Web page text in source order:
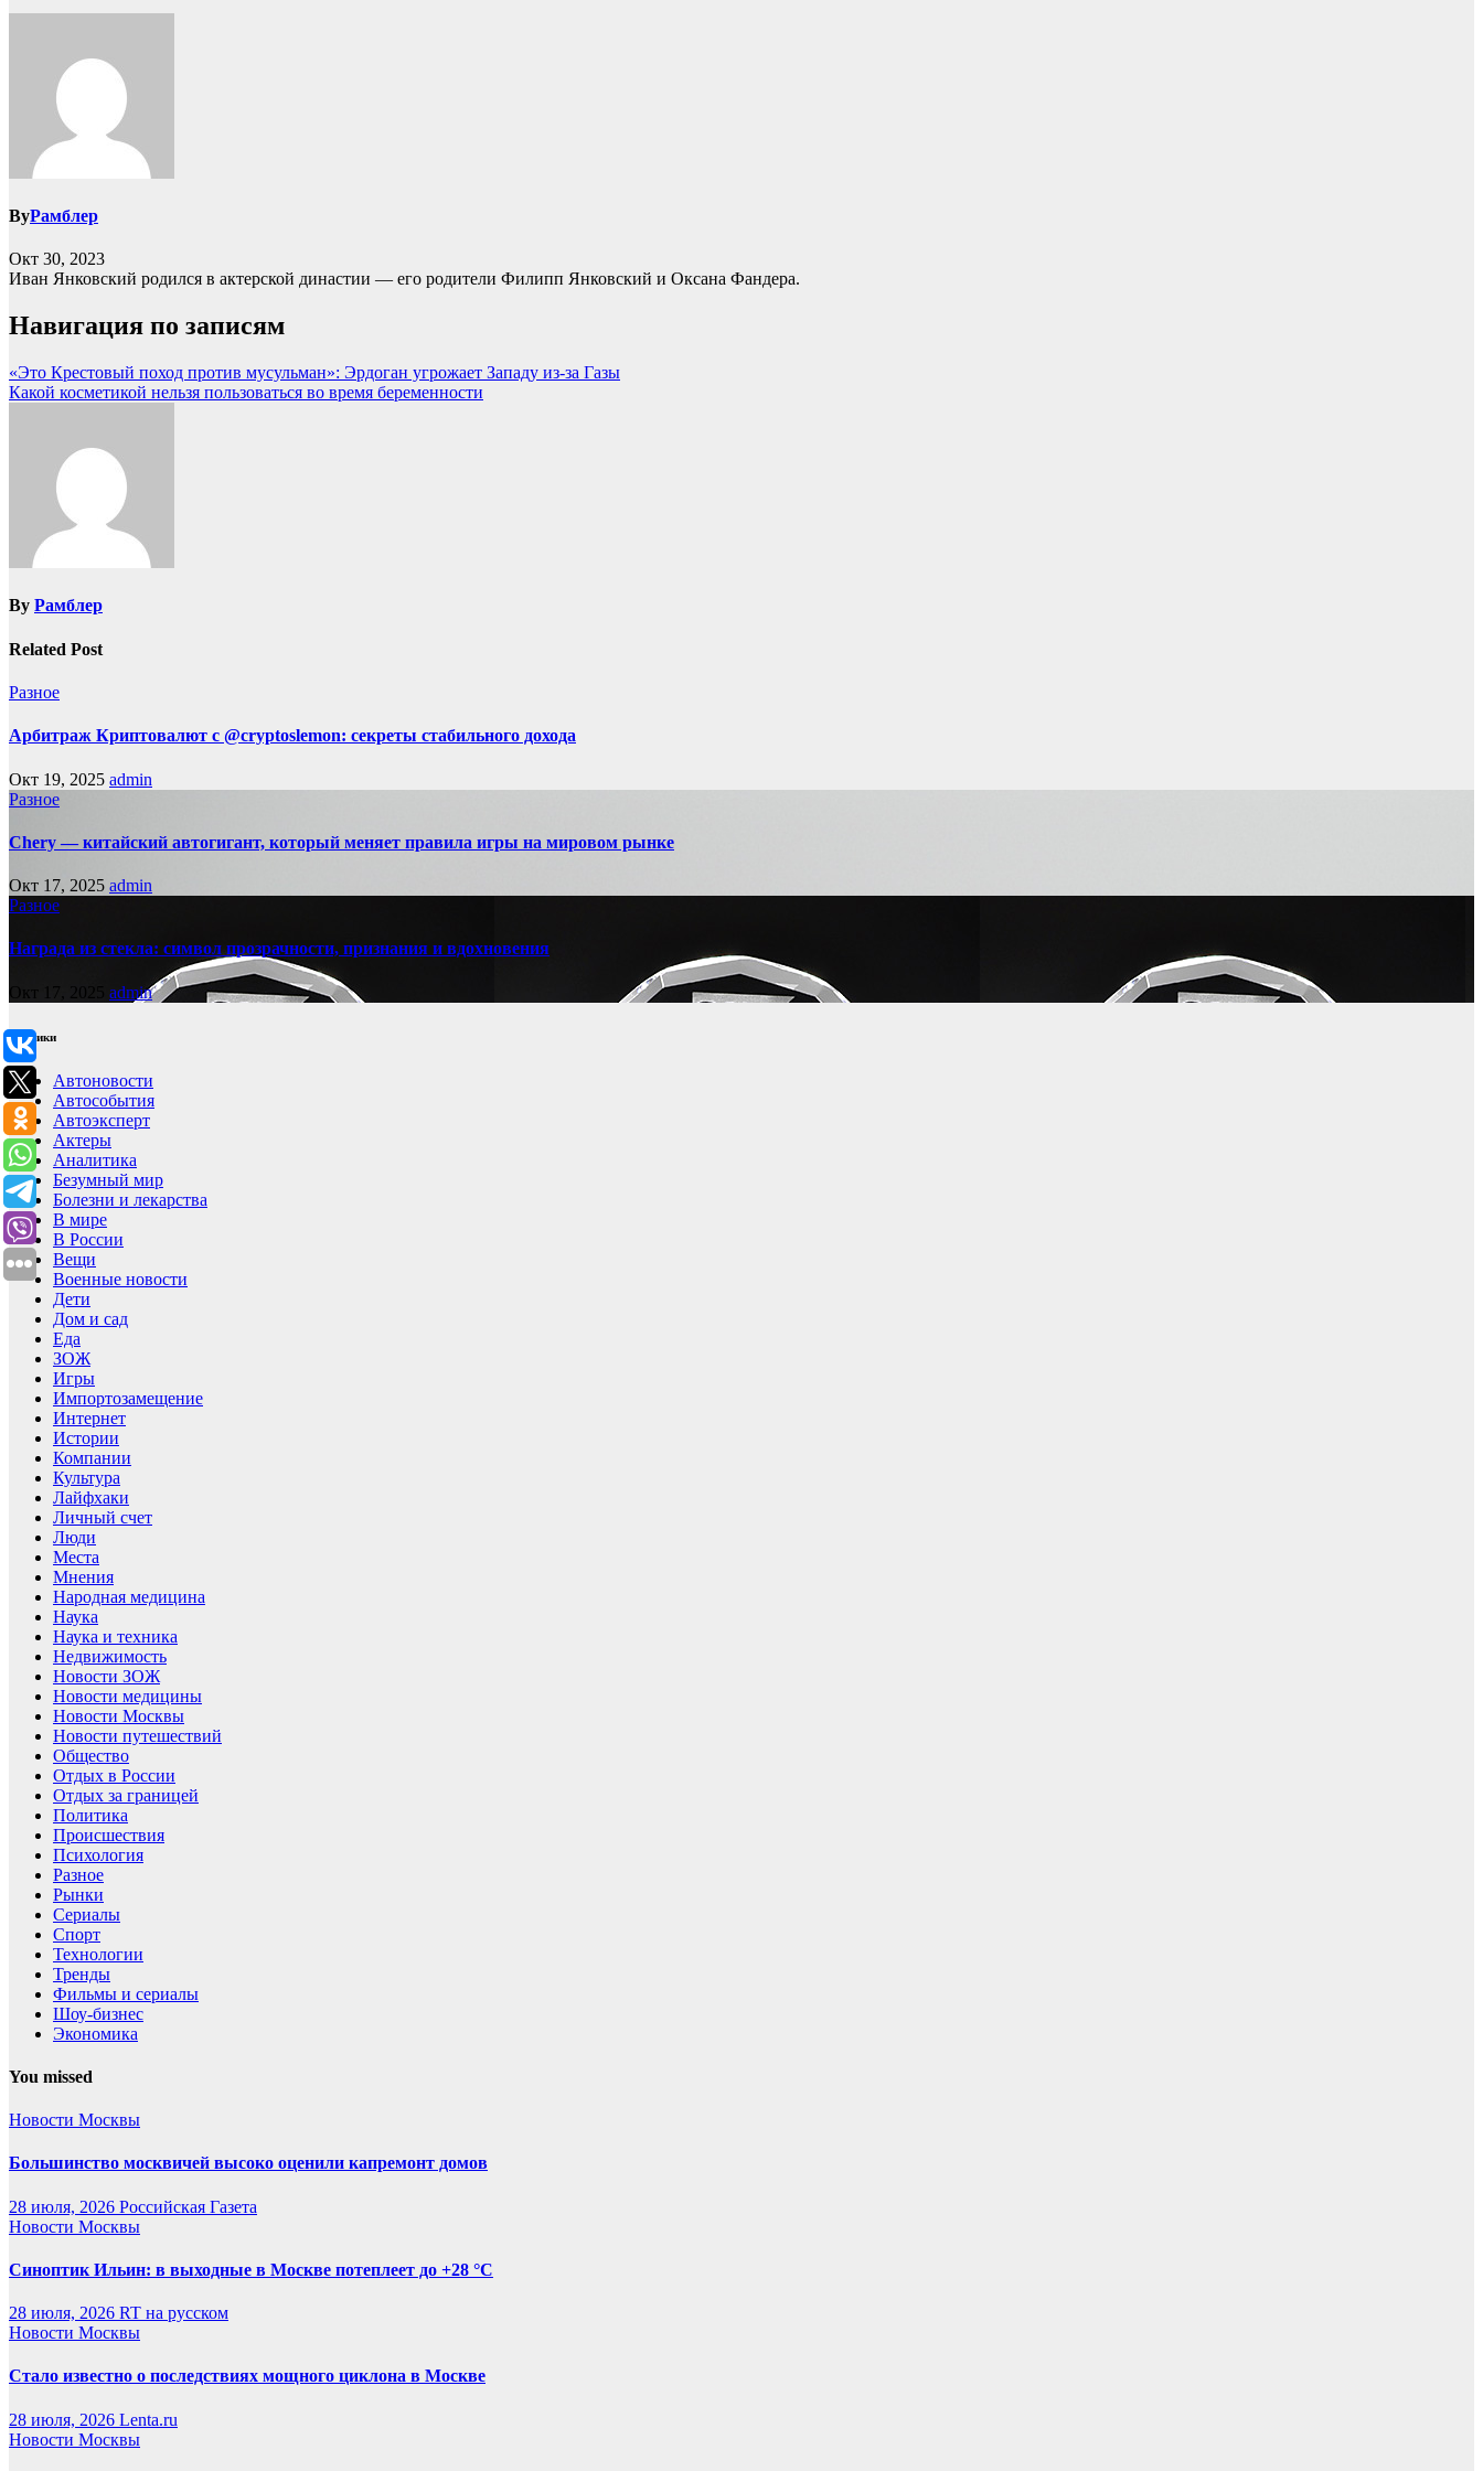
ByРамблер
Окт 30, 2023
Иван Янковский родился в актерской династии — его родители Филипп Янковский и Оксана Фандера.
Навигация по записям
«Это Крестовый поход против мусульман»: Эрдоган угрожает Западу из-за Газы
Какой косметикой нельзя пользоваться во время беременности
By Рамблер
Related Post
Разное
Арбитраж Криптовалют с @cryptoslemon: секреты стабильного дохода
Окт 19, 2025 admin
Разное
Chery — китайский автогигант, который меняет правила игры на мировом рынке
Окт 17, 2025 admin
Разное
Награда из стекла: символ прозрачности, признания и вдохновения
Окт 17, 2025 admin
Рубрики
Автоновости
Автособытия
Автоэксперт
Актеры
Аналитика
Безумный мир
Болезни и лекарства
В мире
В России
Вещи
Военные новости
Дети
Дом и сад
Еда
ЗОЖ
Игры
Импортозамещение
Интернет
Истории
Компании
Культура
Лайфхаки
Личный счет
Люди
Места
Мнения
Народная медицина
Наука
Наука и техника
Недвижимость
Новости ЗОЖ
Новости медицины
Новости Москвы
Новости путешествий
Общество
Отдых в России
Отдых за границей
Политика
Происшествия
Психология
Разное
Рынки
Сериалы
Спорт
Технологии
Тренды
Фильмы и сериалы
Шоу-бизнес
Экономика
You missed
Новости Москвы
Большинство москвичей высоко оценили капремонт домов
28 июля, 2026 Российская Газета
Новости Москвы
Синоптик Ильин: в выходные в Москве потеплеет до +28 °C
28 июля, 2026 RT на русском
Новости Москвы
Стало известно о последствиях мощного циклона в Москве
28 июля, 2026 Lenta.ru
Новости Москвы